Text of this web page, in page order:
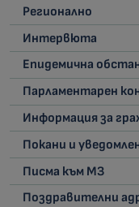
Регионално
Интервюта
Епидемична
Парламентарен
Информация за
Покани и
Писма към МЗ
Поздравителни